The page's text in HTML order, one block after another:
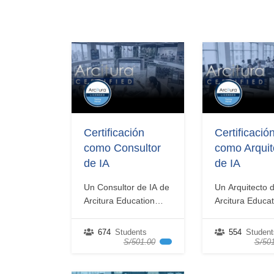
generación
de contenido,
incluyendo prácticas
asociadas al
procesamiento del
lenguaje natural. El
curso Ingeniería de IA
Generativa de Arcitura
prepara para el
examen oficial de
Certificación como…
redes
IA predictiva,
incluyendo
para el
entrenamiento,
optimización y
modelos. El
Ingeniería de IA
Predictiva de
Education Inc. lo
prepara…
Certificación
como Consultor
de IA
Un Consultor de IA de
Arcitura Education
conocimiento demostrado
de los aspectos más
674 Students
S/501.00
Certificación
como
de IA
Un Arquitecto
Arcitura
conocimiento
de los
554
S/